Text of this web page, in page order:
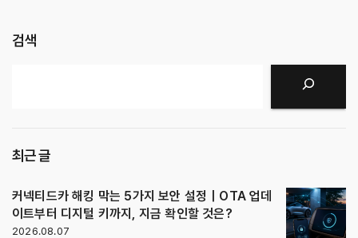
검색
최근 글
커넥티드카 해킹 막는 5가지 보안 설정｜OTA 업데
이트부터 디지털 키까지, 지금 확인할 것은?
2026.08.07